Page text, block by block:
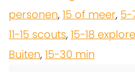
personen, 15 of meer, 5-
11-15 scouts, 15-18
Buiten, 15-30 min